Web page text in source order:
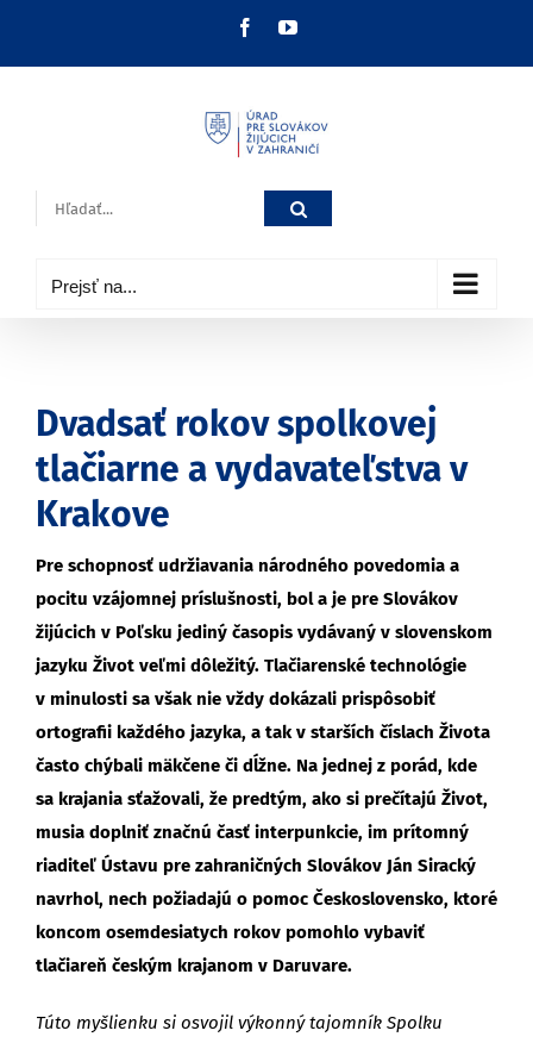
FacebookYouTube
Hľadať:
Prejsť na...
Dvadsať rokov spolkovej
tlačiarne a vydavateľstva v
Krakove
Pre schopnosť udržiavania národného povedomia a
pocitu vzájomnej príslušnosti, bol a je pre Slovákov
žijúcich v Poľsku jediný časopis vydávaný v slovenskom
jazyku Život veľmi dôležitý. Tlačiarenské technológie
v minulosti sa však nie vždy dokázali prispôsobiť
ortografii každého jazyka, a tak v starších číslach Života
často chýbali mäkčene či dĺžne. Na jednej z porád, kde
sa krajania sťažovali, že predtým, ako si prečítajú Život,
musia doplniť značnú časť interpunkcie, im prítomný
riaditeľ Ústavu pre zahraničných Slovákov Ján Siracký
navrhol, nech požiadajú o pomoc Československo, ktoré
koncom osemdesiatych rokov pomohlo vybaviť
tlačiareň českým krajanom v Daruvare.
Túto myšlienku si osvojil výkonný tajomník Spolku